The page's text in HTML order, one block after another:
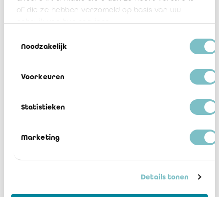
of die ze hebben verzameld op basis van uw
Noodzakelijk
Voorkeuren
Statistieken
Marketing
Details tonen
bestaat, sporen wij de gemeenten aan om voor hun
Persbericht: Overheidsboekhouding -
dringend uit te spelen troeven voor een
van België!